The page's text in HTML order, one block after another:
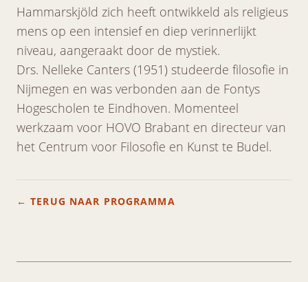
Hammarskjöld zich heeft ontwikkeld als religieus
mens op een intensief en diep verinnerlijkt
niveau, aangeraakt door de mystiek.
Drs. Nelleke Canters (1951) studeerde filosofie in
Nijmegen en was verbonden aan de Fontys
Hogescholen te Eindhoven. Momenteel
werkzaam voor HOVO Brabant en directeur van
het Centrum voor Filosofie en Kunst te Budel.
← TERUG NAAR PROGRAMMA